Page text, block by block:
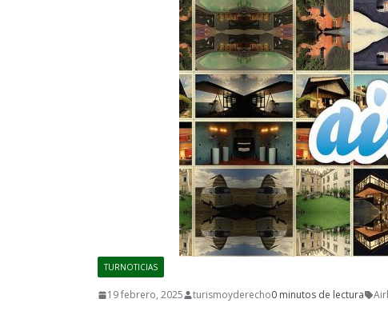
TURNOTICIAS
19 febrero, 2025 turismoyderecho0 minutos de lectura